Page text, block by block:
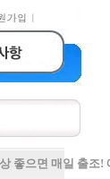
좋으면 매일 출조!